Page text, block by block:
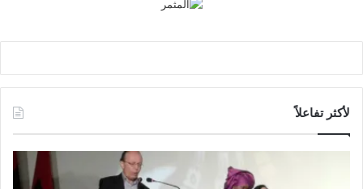
لأكثر تفاعلاً